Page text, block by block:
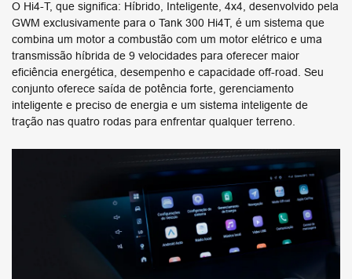
O Hi4-T, que significa: Híbrido, Inteligente, 4x4, desenvolvido pela
GWM exclusivamente para o Tank 300 Hi4T, é um sistema que
combina um motor a combustão com um motor elétrico e uma
transmissão híbrida de 9 velocidades para oferecer maior
eficiência energética, desempenho e capacidade off-road. Seu
conjunto oferece saída de potência forte, gerenciamento
inteligente e preciso de energia e um sistema inteligente de
tração nas quatro rodas para enfrentar qualquer terreno.